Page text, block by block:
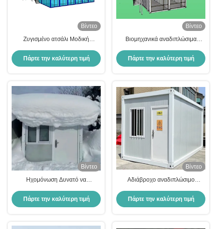
Βίντεο
Ζυγισμένο ατσάλι Μοδική
αρχική κατοικία Προσαρμοσμένη
Πάρτε την καλύτερη τιμή
Βίντεο
Βιομηχανικά αναδιπλώσιμα
σπίτια δοχείο με μπάνιο
Πάρτε την καλύτερη τιμή
Βίντεο
Ηχομόνωση Δυνατό να
κατοικίες Συσκευή 350 Sf
Πάρτε την καλύτερη τιμή
Βίντεο
Αδιάβροχο αναδιπλώσιμο
αναδιπλώσιμο σπίτι για τοποθεσία
Πάρτε την καλύτερη τιμή